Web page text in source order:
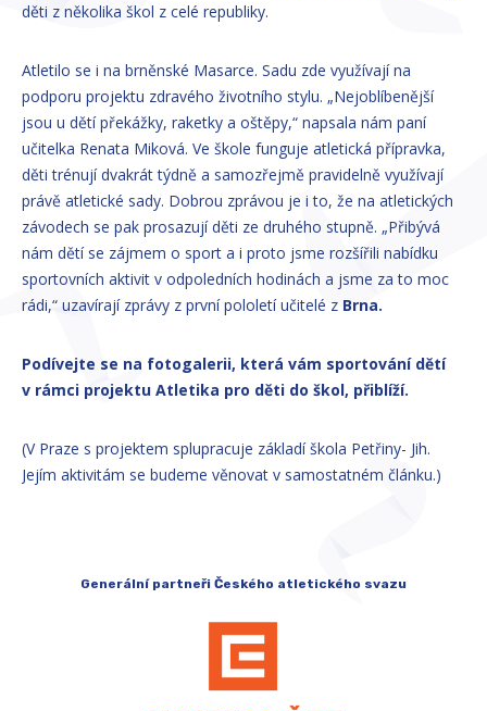
děti z několika škol z celé republiky.
Atletilo se i na brněnské Masarce. Sadu zde využívají na
podporu projektu zdravého životního stylu. „Nejoblíbenější
jsou u dětí překážky, raketky a oštěpy,“ napsala nám paní
učitelka Renata Miková. Ve škole funguje atletická přípravka,
děti trénují dvakrát týdně a samozřejmě pravidelně využívají
právě atletické sady. Dobrou zprávou je i to, že na atletických
závodech se pak prosazují děti ze druhého stupně. „Přibývá
nám dětí se zájmem o sport a i proto jsme rozšířili nabídku
sportovních aktivit v odpoledních hodinách a jsme za to moc
rádi,“ uzavírají zprávy z první pololetí učitelé z Brna.
Podívejte se na fotogalerii, která vám sportování dětí
v rámci projektu Atletika pro děti do škol, přiblíží.
(V Praze s projektem splupracuje základí škola Petřiny- Jih.
Jejím aktivitám se budeme věnovat v samostatném článku.)
Generální partneři Českého atletického svazu